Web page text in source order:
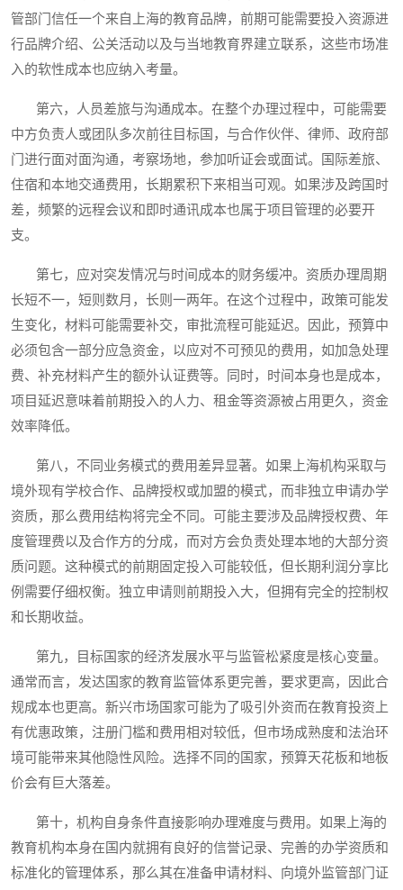
管部门信任一个来自上海的教育品牌，前期可能需要投入资源进
行品牌介绍、公关活动以及与当地教育界建立联系，这些市场准
入的软性成本也应纳入考量。
第六，人员差旅与沟通成本。在整个办理过程中，可能需要
中方负责人或团队多次前往目标国，与合作伙伴、律师、政府部
门进行面对面沟通，考察场地，参加听证会或面试。国际差旅、
住宿和本地交通费用，长期累积下来相当可观。如果涉及跨国时
差，频繁的远程会议和即时通讯成本也属于项目管理的必要开
支。
第七，应对突发情况与时间成本的财务缓冲。资质办理周期
长短不一，短则数月，长则一两年。在这个过程中，政策可能发
生变化，材料可能需要补交，审批流程可能延迟。因此，预算中
必须包含一部分应急资金，以应对不可预见的费用，如加急处理
费、补充材料产生的额外认证费等。同时，时间本身也是成本，
项目延迟意味着前期投入的人力、租金等资源被占用更久，资金
效率降低。
第八，不同业务模式的费用差异显著。如果上海机构采取与
境外现有学校合作、品牌授权或加盟的模式，而非独立申请办学
资质，那么费用结构将完全不同。可能主要涉及品牌授权费、年
度管理费以及合作方的分成，而对方会负责处理本地的大部分资
质问题。这种模式的前期固定投入可能较低，但长期利润分享比
例需要仔细权衡。独立申请则前期投入大，但拥有完全的控制权
和长期收益。
第九，目标国家的经济发展水平与监管松紧度是核心变量。
通常而言，发达国家的教育监管体系更完善，要求更高，因此合
规成本也更高。新兴市场国家可能为了吸引外资而在教育投资上
有优惠政策，注册门槛和费用相对较低，但市场成熟度和法治环
境可能带来其他隐性风险。选择不同的国家，预算天花板和地板
价会有巨大落差。
第十，机构自身条件直接影响办理难度与费用。如果上海的
教育机构本身在国内就拥有良好的信誉记录、完善的办学资质和
标准化的管理体系，那么其在准备申请材料、向境外监管部门证